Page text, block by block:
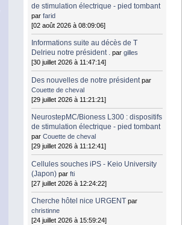
de stimulation électrique - pied tombant
parfarid
[02 août 2026 à 08:09:06]
Informations suite au décès de T
Delrieu notre président . pargilles
[30 juillet 2026 à 11:47:14]
Des nouvelles de notre président par
Couette de cheval
[29 juillet 2026 à 11:21:21]
NeurostepMC/Bioness L300 : dispositifs
de stimulation électrique - pied tombant
parCouette de cheval
[29 juillet 2026 à 11:12:41]
Cellules souches iPS - Keio University
(Japon) parfti
[27 juillet 2026 à 12:24:22]
Cherche hôtel nice URGENT par
christinne
[24 juillet 2026 à 15:59:24]